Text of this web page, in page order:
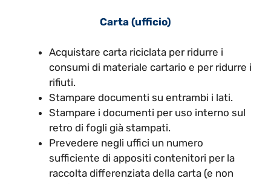
Carta (ufficio)
Acquistare carta riciclata per ridurre i
consumi di materiale cartario e per ridurre i
rifiuti.
Stampare documenti su entrambi i lati.
Stampare i documenti per uso interno sul
retro di fogli già stampati.
Prevedere negli uffici un numero
sufficiente di appositi contenitori per la
raccolta differenziata della carta (e non